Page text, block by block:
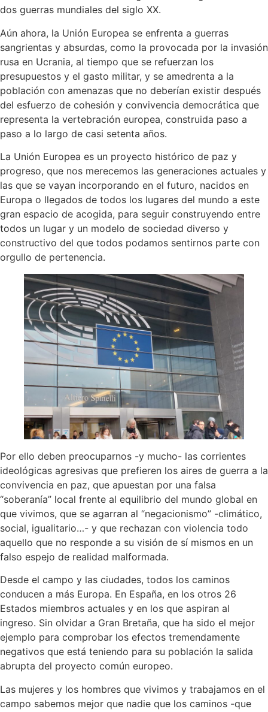
dos guerras mundiales del siglo XX.
Aún ahora, la Unión Europea se enfrenta a guerras
sangrientas y absurdas, como la provocada por la invasión
rusa en Ucrania, al tiempo que se refuerzan los
presupuestos y el gasto militar, y se amedrenta a la
población con amenazas que no deberían existir después
del esfuerzo de cohesión y convivencia democrática que
representa la vertebración europea, construida paso a
paso a lo largo de casi setenta años.
La Unión Europea es un proyecto histórico de paz y
progreso, que nos merecemos las generaciones actuales y
las que se vayan incorporando en el futuro, nacidos en
Europa o llegados de todos los lugares del mundo a este
gran espacio de acogida, para seguir construyendo entre
todos un lugar y un modelo de sociedad diverso y
constructivo del que todos podamos sentirnos parte con
orgullo de pertenencia.
Por ello deben preocuparnos -y mucho- las corrientes
ideológicas agresivas que prefieren los aires de guerra a la
convivencia en paz, que apuestan por una falsa
“soberanía” local frente al equilibrio del mundo global en
que vivimos, que se agarran al “negacionismo” -climático,
social, igualitario…- y que rechazan con violencia todo
aquello que no responde a su visión de sí mismos en un
falso espejo de realidad malformada.
Desde el campo y las ciudades, todos los caminos
conducen a más Europa. En España, en los otros 26
Estados miembros actuales y en los que aspiran al
ingreso. Sin olvidar a Gran Bretaña, que ha sido el mejor
ejemplo para comprobar los efectos tremendamente
negativos que está teniendo para su población la salida
abrupta del proyecto común europeo.
Las mujeres y los hombres que vivimos y trabajamos en el
campo sabemos mejor que nadie que los caminos -que